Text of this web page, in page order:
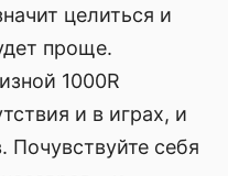
целиться и
проще.
1000R
и в играх, и
себя